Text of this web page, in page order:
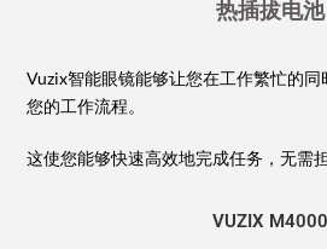
热插拔电池
Vuzix智能眼镜能够让您在工作繁忙的
您的工作流程。
这使您能够快速高效地完成任务，无需
VUZIX M4000